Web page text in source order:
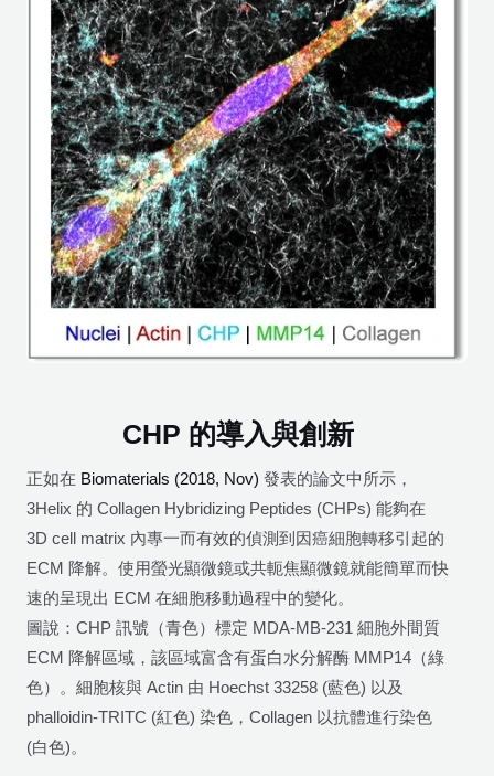
CHP 的導入與創新
正如在 Biomaterials (2018, Nov) 發表的論文中所示，
3Helix 的 Collagen Hybridizing Peptides (CHPs) 能夠在
3D cell matrix 內專一而有效的偵測到因癌細胞轉移引起的
ECM 降解。使用螢光顯微鏡或共軛焦顯微鏡就能簡單而快
速的呈現出 ECM 在細胞移動過程中的變化。
圖說：CHP 訊號（青色）標定 MDA-MB-231 細胞外間質
ECM 降解區域，該區域富含有蛋白水分解酶 MMP14（綠
色）。細胞核與 Actin 由 Hoechst 33258 (藍色) 以及
phalloidin-TRITC (紅色) 染色，Collagen 以抗體進行染色
(白色)。